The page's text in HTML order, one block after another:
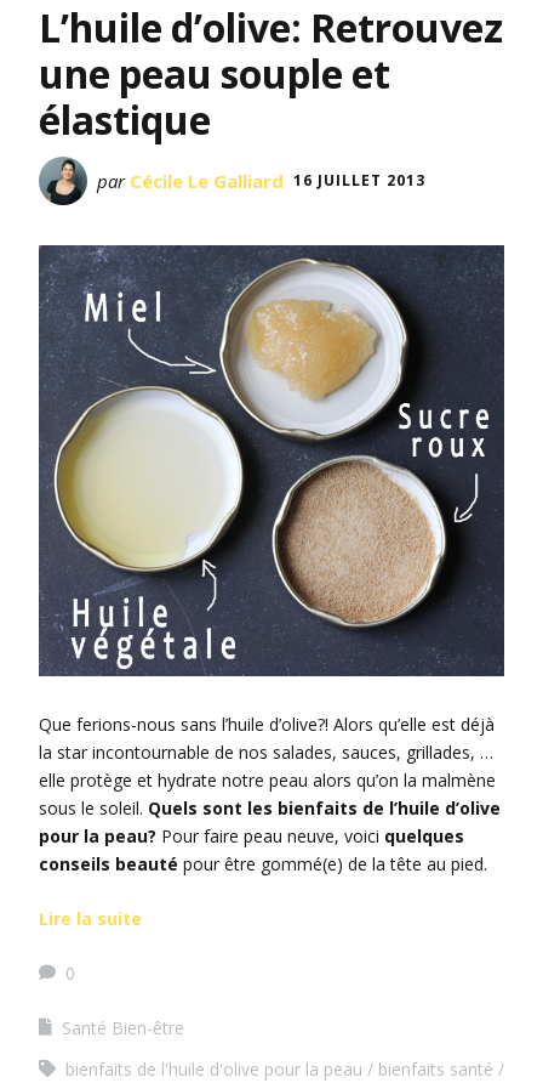
L’huile d’olive: Retrouvez
une peau souple et
élastique
par Cécile Le Galliard 16 JUILLET 2013
Que ferions-nous sans l’huile d’olive?! Alors qu’elle est déjà
la star incontournable de nos salades, sauces, grillades, …
elle protège et hydrate notre peau alors qu’on la malmène
sous le soleil. Quels sont les bienfaits de l’huile d’olive
pour la peau? Pour faire peau neuve, voici quelques
conseils beauté pour être gommé(e) de la tête au pied.
Lire la suite
0
Santé Bien-être
bienfaits de l'huile d'olive pour la peau
bienfaits santé